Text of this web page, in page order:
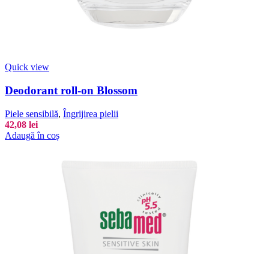
Quick view
Deodorant roll-on Blossom
Piele sensibilă, Îngrijirea pielii
42,08 lei
Adaugă în coș